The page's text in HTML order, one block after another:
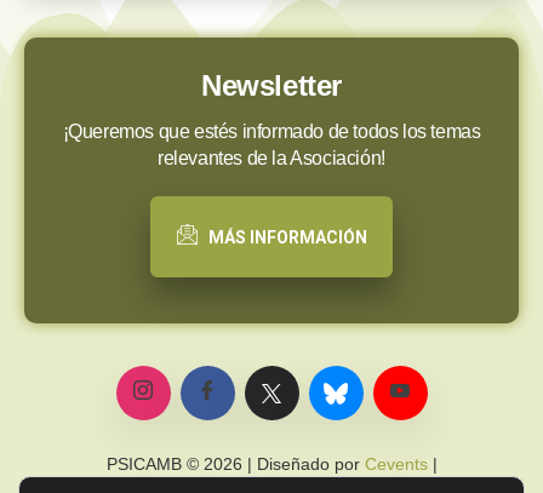
Newsletter
¡Queremos que estés informado de todos los temas
relevantes de la Asociación!
MÁS INFORMACIÓN
PSICAMB © 2026 | Diseñado por Cevents|